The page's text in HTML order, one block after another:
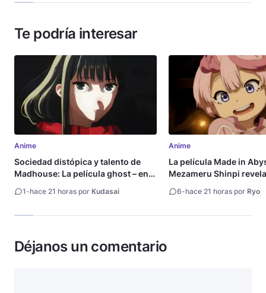
Te podría interesar
Anime
Sociedad distópica y talento de
Madhouse: La película ghost – end
1-hace 21 horas por Kudasai
Anime
La película Made in
Mezameru Shinpi
6-hace 21 horas por Ryo
Déjanos un comentario